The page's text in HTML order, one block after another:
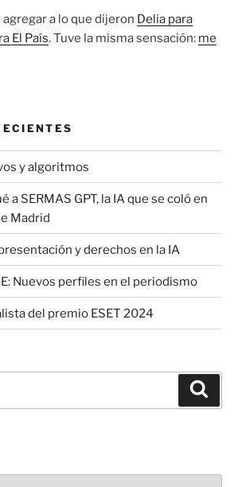
a lo que dijeron Delia para
El País. Tuve la misma sensación: me
y algoritmos
a SERMAS GPT, la IA que se coló en
Madrid
y derechos en la IA
Nuevos perfiles en el periodismo
del premio ESET 2024